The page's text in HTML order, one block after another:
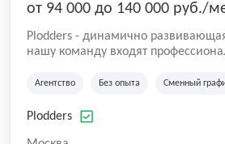
от 94 000 до 140 000 руб./
Plodders - динамично
нашу команду входят
на рынке аутсорсинга, а
оказываемых услуг.
Агентство Без опыта Сменный
Plodders